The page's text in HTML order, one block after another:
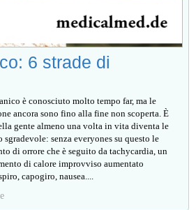
6 strade di
è conosciuto molto tempo far, ma le
ancora sono fino alla fine non scoperta. È
gente almeno una volta in vita diventa le
senza everyones su questo le
di orrore che è seguito da tachycardia, un
di calore improvviso aumentato
capogiro, nausea....